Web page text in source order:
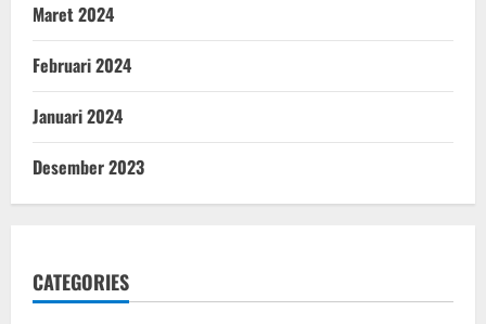
Maret 2024
Februari 2024
Januari 2024
Desember 2023
CATEGORIES